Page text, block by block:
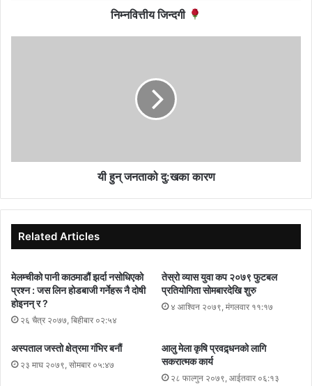
निम्नवित्तीय जिन्दगी
यी हुन् जनताको दु:खका कारण
Related Articles
मेलम्चीको पानी काठमाडौं झर्दा नसोधिएको
प्रश्न : जस लिन होडबाजी गर्नेहरू नै दोषी
होइनन् र ?
२६ चैत्र २०७७, बिहीबार ०२:५४
तेस्रो व्यास युवा कप २०७९ फुटबल
प्रतियोगिता सोमबारदेखि शुरु
४ आश्विन २०७९, मंगलवार ११:१७
अस्पताल जस्तो क्षेत्रमा गंभिर बनौं
२३ माघ २०७९, सोमबार ०५:४७
आलु मेला कृषि प्रवद्र्धनको लागि
सकरात्मक कार्य
२८ फाल्गुन २०७९, आईतवार ०६:१३